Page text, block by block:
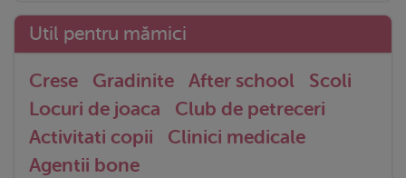
Util pentru mămici
Crese Gradinite After school
Scoli
Locuri de joaca
Club de petreceri
Activitati copii
Clinici medicale
Agentii bone